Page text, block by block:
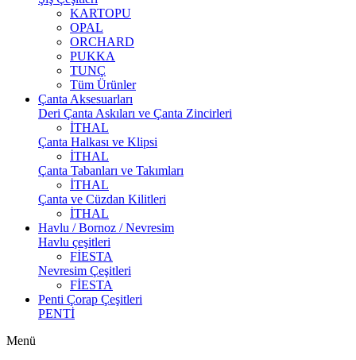
KARTOPU
OPAL
ORCHARD
PUKKA
TUNÇ
Tüm Ürünler
Çanta Aksesuarları
Deri Çanta Askıları ve Çanta Zincirleri
İTHAL
Çanta Halkası ve Klipsi
İTHAL
Çanta Tabanları ve Takımları
İTHAL
Çanta ve Cüzdan Kilitleri
İTHAL
Havlu / Bornoz / Nevresim
Havlu çeşitleri
FİESTA
Nevresim Çeşitleri
FİESTA
Penti Çorap Çeşitleri
PENTİ
Menü